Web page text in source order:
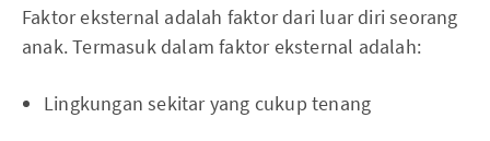
Faktor eksternal adalah faktor dari luar diri seorang
anak. Termasuk dalam faktor eksternal adalah:
Lingkungan sekitar yang cukup tenang